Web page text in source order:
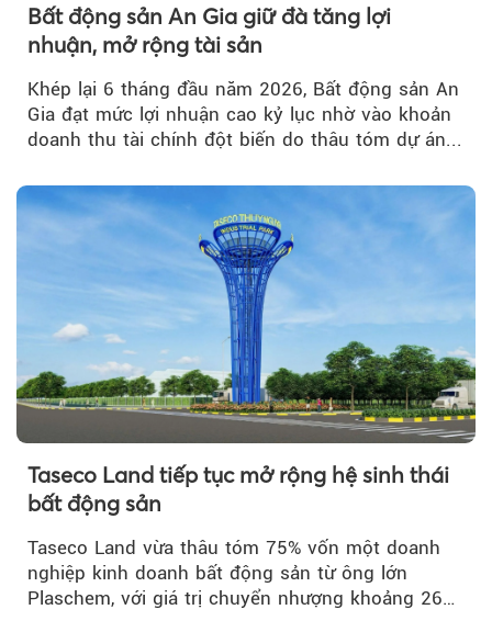
Bất động sản An Gia giữ đà tăng lợi
nhuận, mở rộng tài sản
Khép lại 6 tháng đầu năm 2026, Bất động sản An
Gia đạt mức lợi nhuận cao kỷ lục nhờ vào khoản
doanh thu tài chính đột biến do thâu tóm dự án...
Taseco Land tiếp tục mở rộng hệ sinh thái
bất động sản
Taseco Land vừa thâu tóm 75% vốn một doanh
nghiệp kinh doanh bất động sản từ ông lớn
Plaschem, với giá trị chuyển nhượng khoảng 262